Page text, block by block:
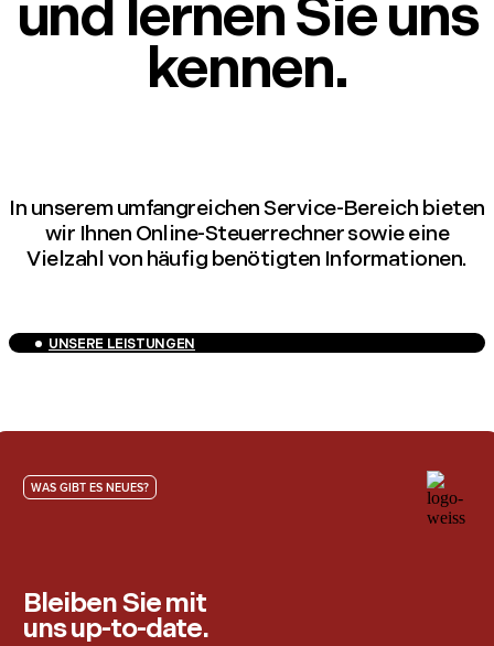
und lernen Sie uns
kennen.
In unserem umfangreichen Service-Bereich bieten
wir Ihnen Online-Steuerrechner sowie eine
Vielzahl von häufig benötigten Informationen.
UNSERE LEISTUNGEN
WAS GIBT ES NEUES?
Bleiben Sie mit
uns up-to-date.